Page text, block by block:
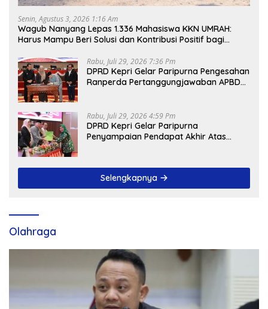
Senin, Agustus 3, 2026 1:16 Am
Wagub Nanyang Lepas 1.336 Mahasiswa KKN UMRAH:
Harus Mampu Beri Solusi dan Kontribusi Positif bagi
Rabu, Juli 29, 2026 7:36 Pm
DPRD Kepri Gelar Paripurna Pengesahan
Ranperda Pertanggungjawaban APBD
Rabu, Juli 29, 2026 4:59 Pm
DPRD Kepri Gelar Paripurna
Penyampaian Pendapat Akhir Atas
Selengkapnya
Olahraga